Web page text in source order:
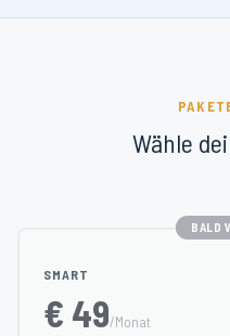
Wähle
BALD
SMART
€ 49/Monat